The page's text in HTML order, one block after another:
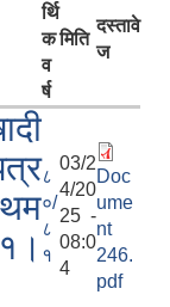
र्थि
क
व
र्ष
मिति
दस्तावे
ज
८
०/
८
१
03/2
4/20
25 -
08:0
4
Doc
ume
nt
246.
pdf